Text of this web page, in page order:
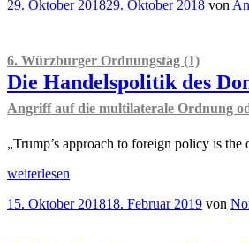
die
krisenfester
als
2009?“
Veröffentlicht
29. Oktober 201829. Oktober 2018 von
6. Würzburger Ordnungstag (1)
Die Handelspolitik des
Angriff auf die multilaterale Ordnung
„Trump’s approach to foreign policy is
„6.
Ordnungstag
weiterlesen
Veröffentlicht
15. Oktober 201818. Februar 2019 von